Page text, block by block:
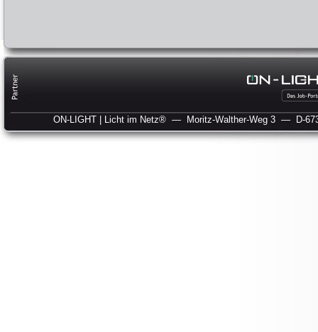
ON-LIGHT | Licht im Netz® — Moritz-Walther-Weg 3 — D-